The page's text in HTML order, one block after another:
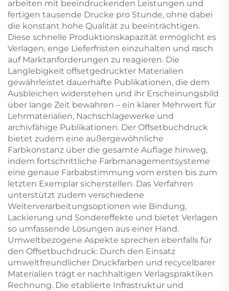
arbeiten mit beeindruckenden Leistungen und
fertigen tausende Drucke pro Stunde, ohne dabei
die konstant hohe Qualität zu beeinträchtigen.
Diese schnelle Produktionskapazität ermöglicht es
Verlagen, enge Lieferfristen einzuhalten und rasch
auf Marktanforderungen zu reagieren. Die
Langlebigkeit offsetgedruckter Materialien
gewährleistet dauerhafte Publikationen, die dem
Ausbleichen widerstehen und ihr Erscheinungsbild
über lange Zeit bewahren – ein klarer Mehrwert für
Lehrmaterialien, Nachschlagewerke und
archivfähige Publikationen. Der Offsetbuchdruck
bietet zudem eine außergewöhnliche
Farbkonstanz über die gesamte Auflage hinweg,
indem fortschrittliche Farbmanagementsysteme
eine genaue Farbabstimmung vom ersten bis zum
letzten Exemplar sicherstellen. Das Verfahren
unterstützt zudem verschiedene
Weiterverarbeitungsoptionen wie Bindung,
Lackierung und Sondereffekte und bietet Verlagen
so umfassende Lösungen aus einer Hand.
Umweltbezogene Aspekte sprechen ebenfalls für
den Offsetbuchdruck: Durch den Einsatz
umweltfreundlicher Druckfarben und recycelbarer
Materialien trägt er nachhaltigen Verlagspraktiken
Rechnung. Die etablierte Infrastruktur und